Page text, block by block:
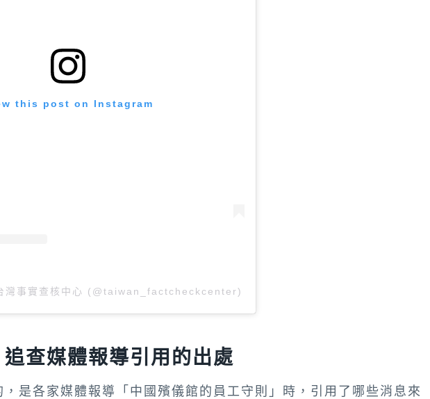
this post on Instagram
事實查核中心 (@taiwan_factcheckcenter)
查媒體報導引用的出處
是各家媒體報導「中國殯儀館的員工守則」時，引用了哪些消息來